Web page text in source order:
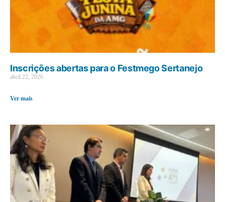
Inscrições abertas para o Festmego Sertanejo
abril 22, 2026
Ver mais